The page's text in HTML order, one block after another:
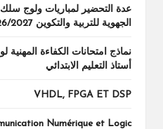
عدة التحضير لمباريات ولوج سلك
الجهوية للتربية والتكوين 2026/2027
نماذج امتحانات الكفاءة المهنية
أستاذ التعليم الابتدائي
VHDL, FPGA ET DSP
Numérique et Logic